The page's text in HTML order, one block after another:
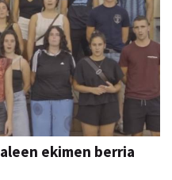
ekimen berria